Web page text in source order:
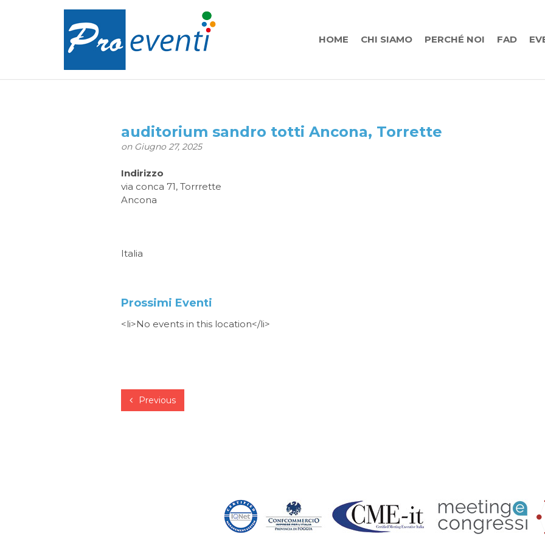
HOME CHI SIAMO PERCHÉ NOI FAD
auditorium sandro totti Ancona, Torrette
on Giugno 27, 2025
Indirizzo
via conca 71, Torrrette
Ancona
Italia
Prossimi Eventi
<li>No events in this location</li>
Previous